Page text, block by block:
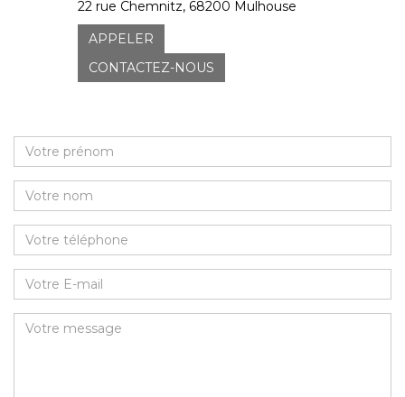
22 rue Chemnitz, 68200 Mulhouse
APPELER
CONTACTEZ-NOUS